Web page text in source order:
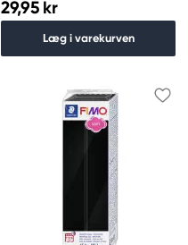
29,95 kr
Læg i varekurven